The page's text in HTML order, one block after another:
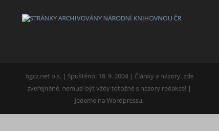
bgcz.net o.s. | Spuštěno: 18. 9. 2004 | Články a názory, zde
zveřejněné, nemusí být vždy totožné s názory redakce! |
Jedeme na Wordpressu.